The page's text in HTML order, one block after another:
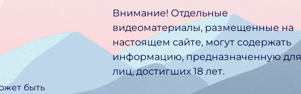
быть
Внимание! Отдельные
видеоматериалы, размещенные на
настоящем сайте, могут содержать
информацию, предназначен­ную для
лиц, достигших 18 лет.